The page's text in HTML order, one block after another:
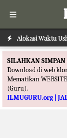
Alokasi Waktu
SILAHKAN
Download di web
Mematikan
(Guru).
ILMUGURU.org |